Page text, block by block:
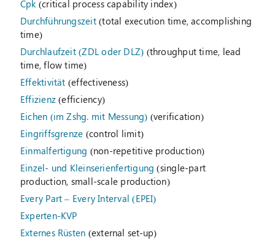
Cpk(critical process capability index)
Durchführungszeit(total execution time, accomplishing
time)
Durchlaufzeit (ZDL oder DLZ) (throughput time, lead
time, flow time)
Effektivität (effectiveness)
Effizienz (efficiency)
Eichen (im Zshg. mit Messung) (verification)
Eingriffsgrenze (control limit)
Einmalfertigung (non-repetitive production)
Einzel- und Kleinserienfertigung (single-part
production, small-scale production)
Every Part – Every Interval (EPEI)
Experten-KVP
Externes Rüsten (external set-up)